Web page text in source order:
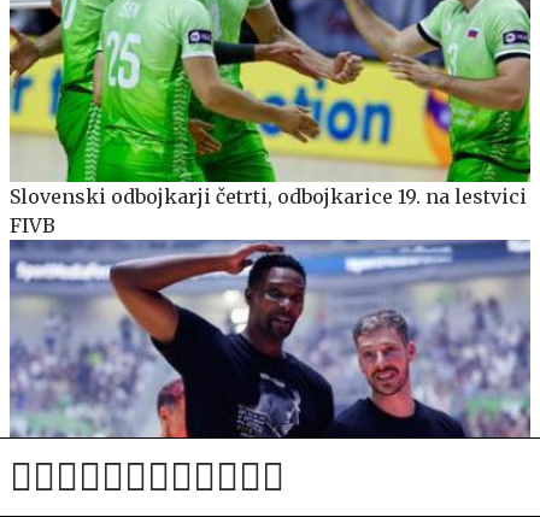
Slovenski odbojkarji četrti, odbojkarice 19. na lestvici
FIVB